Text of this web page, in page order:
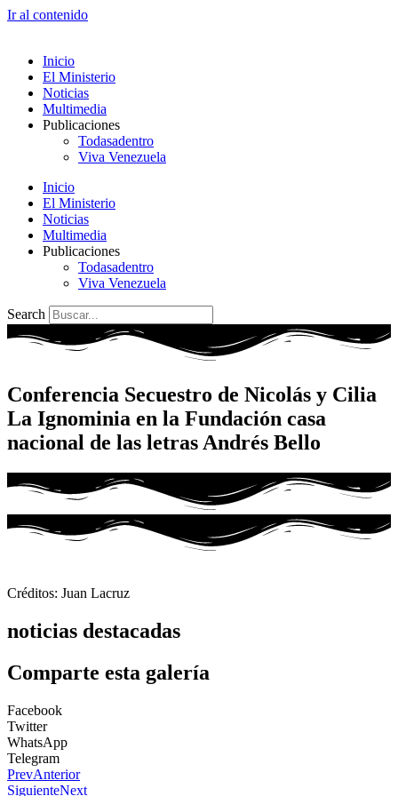
Ir al contenido
Inicio
El Ministerio
Noticias
Multimedia
Publicaciones
Todasadentro
Viva Venezuela
Inicio
El Ministerio
Noticias
Multimedia
Publicaciones
Todasadentro
Viva Venezuela
Search
Conferencia Secuestro de Nicolás y Cilia
La Ignominia en la Fundación casa
nacional de las letras Andrés Bello
Créditos: Juan Lacruz
noticias destacadas
Comparte esta galería
Facebook
Twitter
WhatsApp
Telegram
PrevAnterior
SiguienteNext